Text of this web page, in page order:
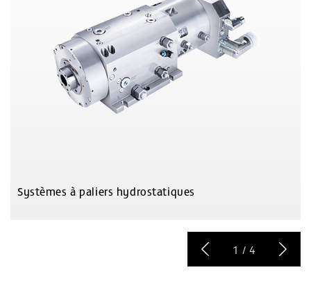
Systèmes à paliers hydrostatiques
1 / 4